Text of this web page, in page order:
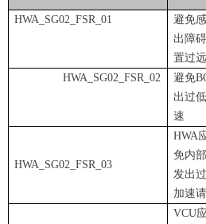
HWA_SG02_FSR_01
避免
出障
置过远
HWA_SG02_FSR_02
避免
出过
速
HWA_SG02_FSR_03
HWA
免内
发出
加速
VCU